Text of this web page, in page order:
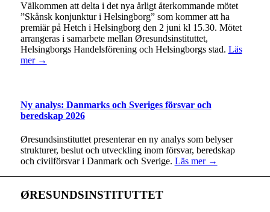
Välkommen att delta i det nya årligt återkommande mötet
”Skånsk konjunktur i Helsingborg” som kommer att ha
premiär på Hetch i Helsingborg den 2 juni kl 15.30. Mötet
arrangeras i samarbete mellan Øresundsinstituttet,
Helsingborgs Handelsförening och Helsingborgs stad. Läs
mer →
Ny analys: Danmarks och Sveriges försvar och
beredskap 2026
Øresundsinstituttet presenterar en ny analys som belyser
strukturer, beslut och utveckling inom försvar, beredskap
och civilförsvar i Danmark och Sverige. Läs mer →
ØRESUNDSINSTITUTTET